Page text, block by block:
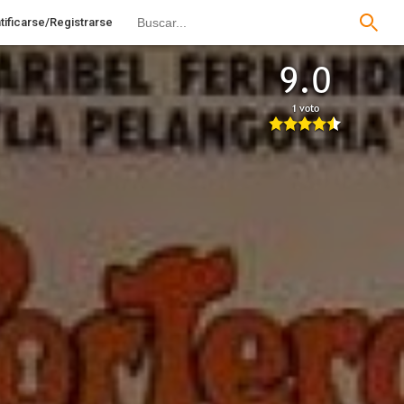
Registrarse
9.0
1 voto